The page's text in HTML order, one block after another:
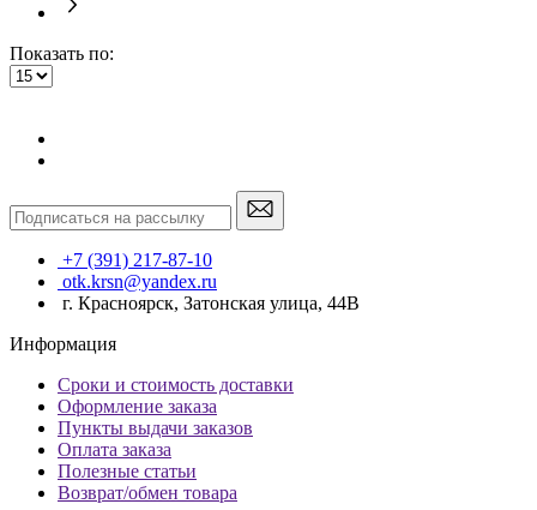
Показать по:
+7 (391) 217-87-10
otk.krsn@yandex.ru
г. Красноярск, Затонская улица, 44В
Информация
Сроки и стоимость доставки
Оформление заказа
Пункты выдачи заказов
Оплата заказа
Полезные статьи
Возврат/обмен товара